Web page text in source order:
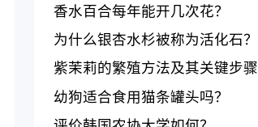
香水百合每年能开几次花？
为什么银杏水杉被称为活化石？
紫茉莉的繁殖方法及其关键步骤
幼狗适合食用猫条罐头吗？